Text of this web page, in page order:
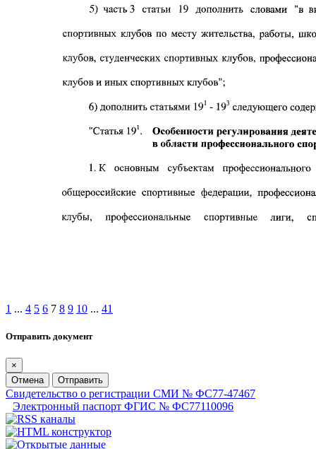
1 ... 4 5 6 7 8 9 10 ... 41
Отправить документ
×
Отмена
Отправить
Свидетельство о регистрации СМИ № ФС77-47467
Электронный паспорт ФГИС № ФС77110096